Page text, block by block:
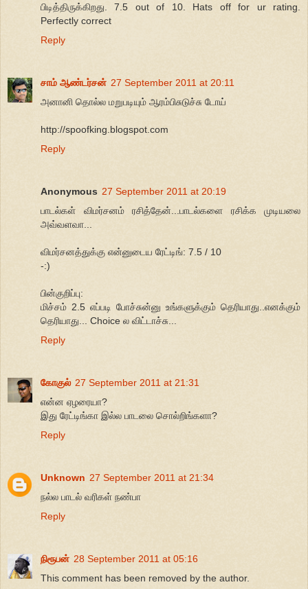
பிடித்திருக்கிறது. 7.5 out of 10. Hats off for ur rating.
Perfectly correct
Reply
சாம் ஆண்டர்சன் 27 September 2011 at 20:11
அனானி தொல்ல மறுபடியும் ஆரம்பிசுடுச்சு டோய்
http://spoofking.blogspot.com
Reply
Anonymous 27 September 2011 at 20:19
பாடல்கள் விமர்சனம் ரசித்தேன்...பாடல்களை ரசிக்க முடியலை
அவ்வளவா...
விமர்சனத்துக்கு என்னுடைய ரேட்டிங்: 7.5 / 10
-:)
பின்குறிப்பு:
மிச்சம் 2.5 எப்படி போச்சுன்னு உங்களுக்கும் தெரியாது..எனக்கும்
தெரியாது... Choice ல விட்டாச்சு...
Reply
கோகுல் 27 September 2011 at 21:31
என்ன ஏழரையா?
இது ரேட்டிங்கா இல்ல பாடலை சொல்றிங்களா?
Reply
Unknown 27 September 2011 at 21:34
நல்ல பாடல் வரிகள் நண்பா
Reply
நிரூபன் 28 September 2011 at 05:16
This comment has been removed by the author.